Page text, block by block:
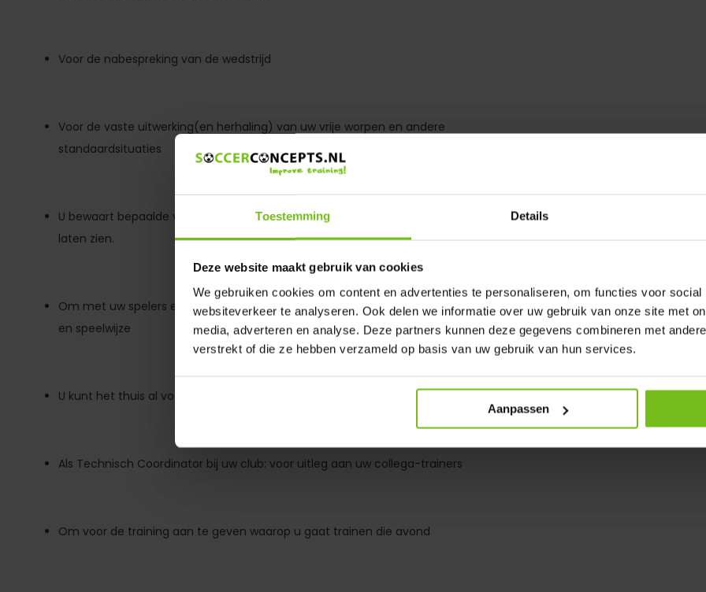
Toestemming Details
Deze website maakt gebruik van cookies
We gebruiken cookies om content en advertenties te personaliseren, om functies voor
websiteverkeer te analyseren. Ook delen we informatie over uw gebruik van onze site met
media, adverteren en analyse. Deze partners kunnen deze gegevens combineren met
verstrekt of die ze hebben verzameld op basis van uw gebruik van hun services.
Aanpassen
Voor de nabespreking van de wedstrijd
Voor de vaste uitwerking(en herhaling) van uw vrije worpen en andere
standaardsituaties
U bewaart bepaalde vaste varianten en kunt deze telkens in enkele seconden weer
laten zien.
Om met uw spelers en begeleiders te filosoferen over opstellingen, veldbezettingen
en speelwijze
U kunt het thuis al voorbereiden en het bij uw club weer ophangen
Als Technisch Coordinator bij uw club: voor uitleg aan uw collega-trainers
Om voor de training aan te geven waarop u gaat trainen die avond